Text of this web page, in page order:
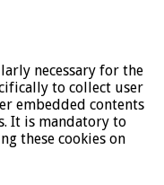
necessary for the
to collect user
embedded contents
It is mandatory to
these cookies on